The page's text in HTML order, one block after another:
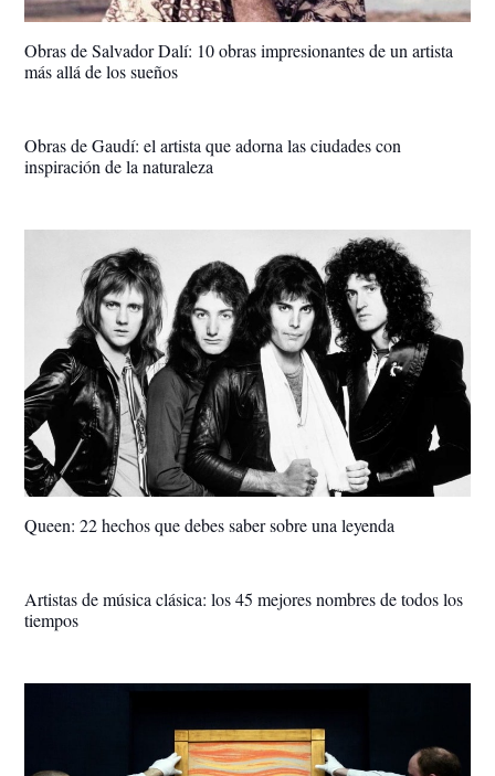
Obras de Salvador Dalí: 10 obras impresionantes de un artista
más allá de los sueños
Obras de Gaudí: el artista que adorna las ciudades con
inspiración de la naturaleza
Queen: 22 hechos que debes saber sobre una leyenda
Artistas de música clásica: los 45 mejores nombres de todos los
tiempos